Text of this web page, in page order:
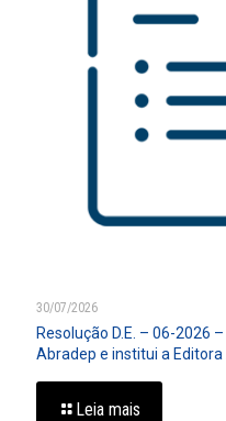
30/07/2026
Resolução D.E. – 06-2026
Abradep e institui a
Leia mais